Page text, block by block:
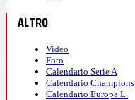
ALTRO
Video
Foto
Calendario Serie A
Calendario Champions
Calendario Europa L.